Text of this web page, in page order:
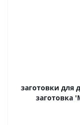
заготовки для
заготовка